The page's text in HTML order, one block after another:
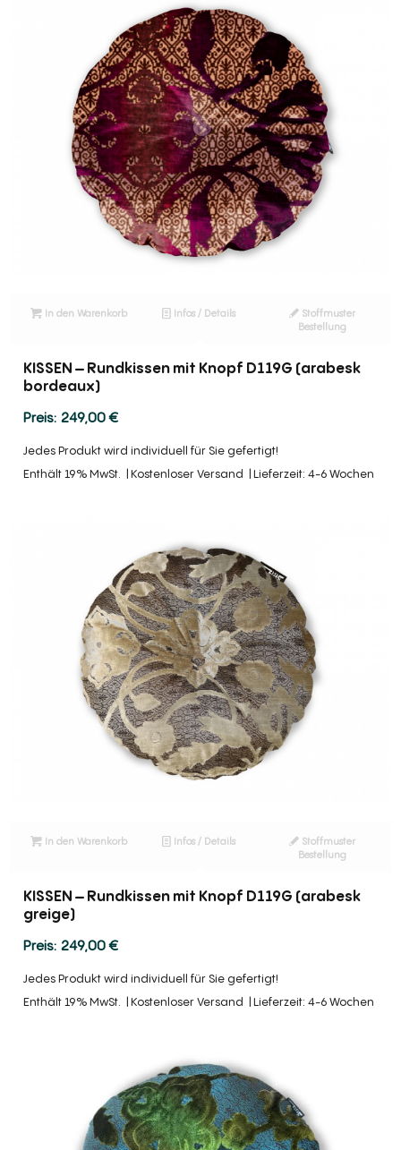
In den Warenkorb Infos / Details
Stoffmuster
Bestellung
KISSEN – Rundkissen mit Knopf D119G (arabesk
bordeaux)
249,00€
Jedes Produkt wird individuell für Sie gefertigt!
Enthält 19% MwSt.
Kostenloser Versand Lieferzeit: 4-6 Wochen
In den Warenkorb Infos / Details
Stoffmuster
Bestellung
KISSEN – Rundkissen mit Knopf D119G (arabesk
greige)
249,00€
Jedes Produkt wird individuell für Sie gefertigt!
Enthält 19% MwSt.
Kostenloser Versand Lieferzeit: 4-6 Wochen